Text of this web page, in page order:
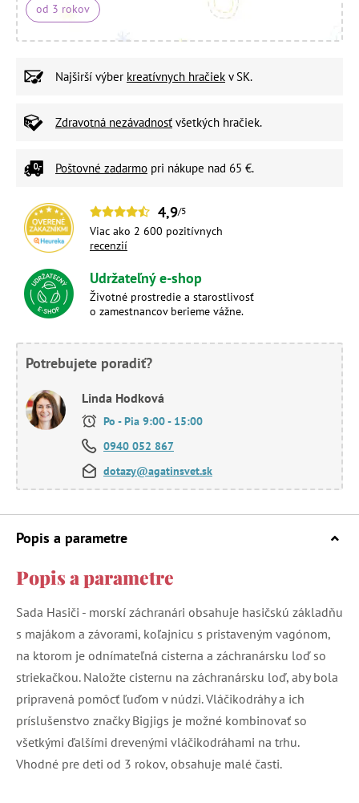
od 3 rokov
Najširší výber kreatívnych hračiek v SK.
Zdravotná nezávadnosť všetkých hračiek.
Poštovné zadarmo pri nákupe nad 65 €.
4,9/5
Viac ako 2 600 pozitívnych
recenzií
Udržateľný e-shop
Životné prostredie a starostlivosť
o zamestnancov berieme vážne.
Potrebujete poradiť?
Linda Hodková
Po - Pia 9:00 - 15:00
0940 052 867
dotazy@agatinsvet.sk
Popis a parametre
Popis a parametre
Sada Hasiči - morskí záchranári obsahuje hasičskú základňu
s majákom a závorami, koľajnicu s pristaveným vagónom,
na ktorom je odnímateľná cisterna a záchranársku loď so
striekačkou. Naložte cisternu na záchranársku loď, aby bola
pripravená pomôcť ľuďom v núdzi. Vláčikodráhy a ich
príslušenstvo značky Bigjigs je možné kombinovať so
všetkými ďalšími drevenými vláčikodráhami na trhu.
Vhodné pre deti od 3 rokov, obsahuje malé časti.